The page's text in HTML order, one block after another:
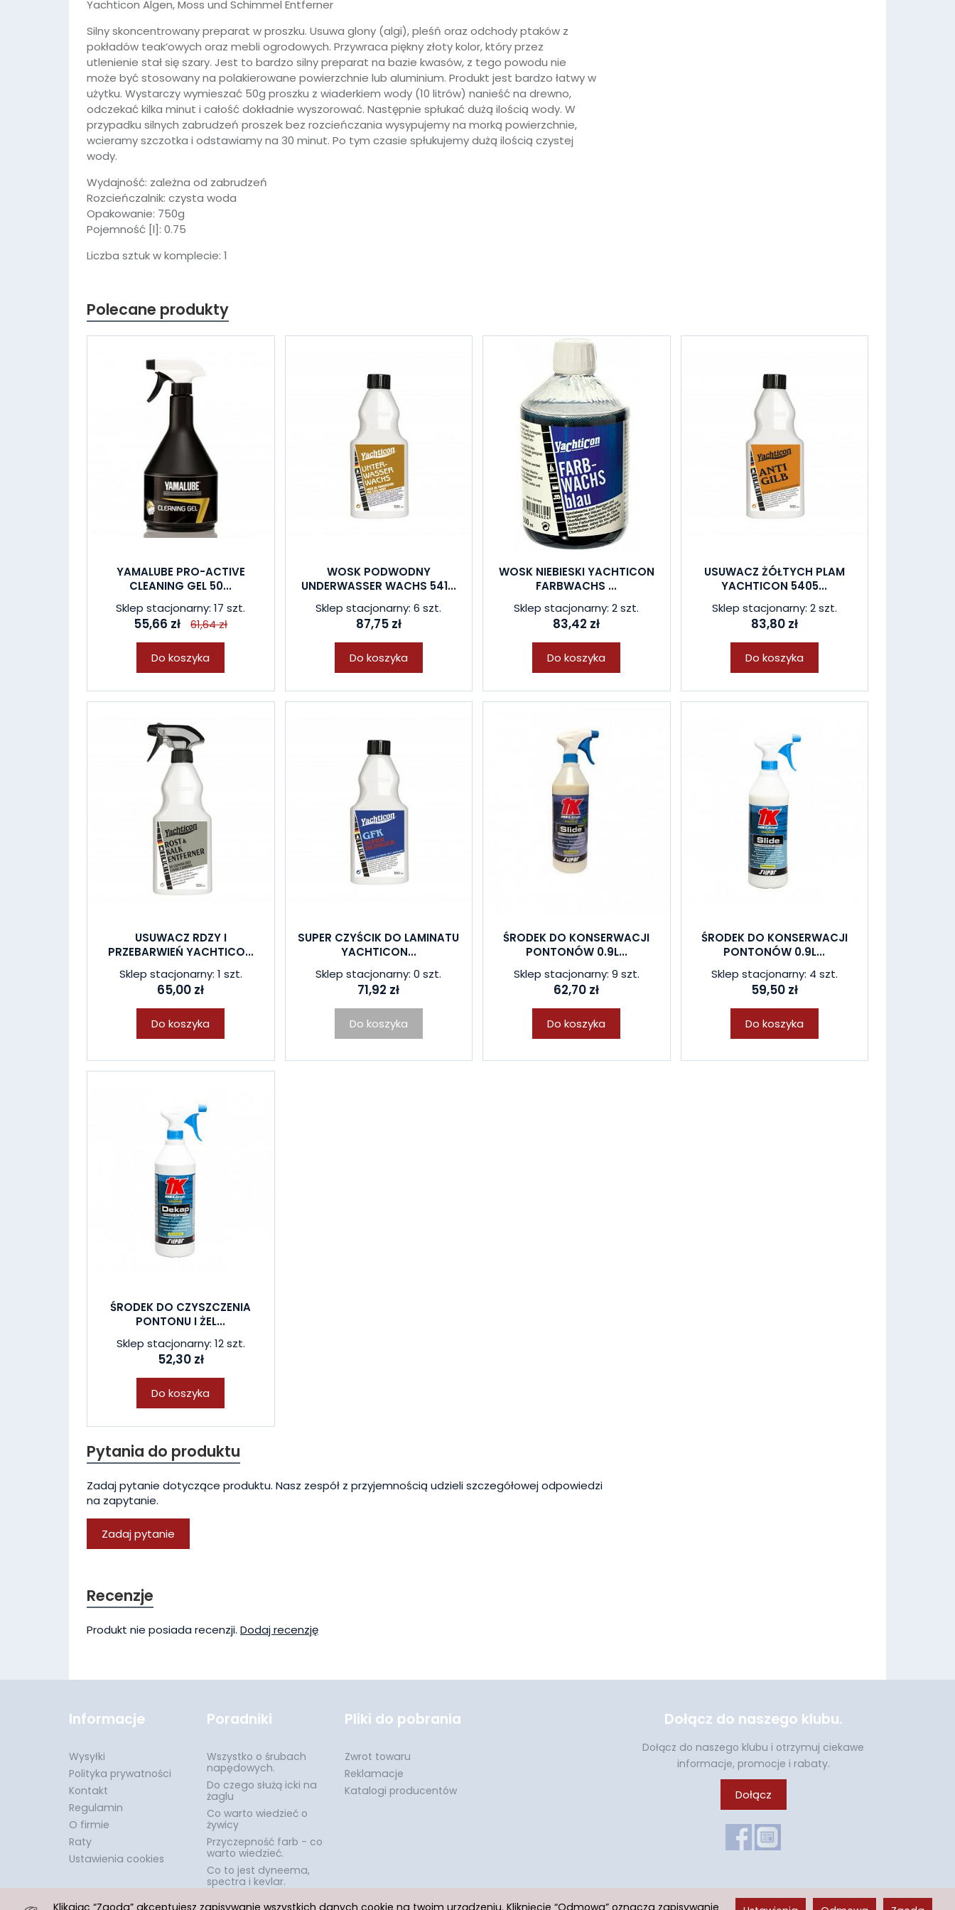
Yachticon Algen, Moss und Schimmel Entferner
Silny skoncentrowany preparat w proszku. Usuwa glony (algi), pleśń oraz odchody ptaków z
pokładów teak’owych oraz mebli ogrodowych. Przywraca piękny złoty kolor, który przez
utlenienie stał się szary. Jest to bardzo silny preparat na bazie kwasów, z tego powodu nie
może być stosowany na polakierowane powierzchnie lub aluminium. Produkt jest bardzo łatwy w
użytku. Wystarczy wymieszać 50g proszku z wiaderkiem wody (10 litrów) nanieść na drewno,
odczekać kilka minut i całość dokładnie wyszorować. Następnie spłukać dużą ilością wody. W
przypadku silnych zabrudzeń proszek bez rozcieńczania wysypujemy na morką powierzchnie,
wcieramy szczotka i odstawiamy na 30 minut. Po tym czasie spłukujemy dużą ilością czystej
wody.
Wydajność: zależna od zabrudzeń
Rozcieńczalnik: czysta woda
Opakowanie: 750g
Pojemność [l]: 0.75
Liczba sztuk w komplecie: 1
Polecane produkty
YAMALUBE PRO-ACTIVE
CLEANING GEL 50...
Sklep stacjonarny: 17 szt.
55,66 zł 61,64 zł
Do koszyka
WOSK PODWODNY
UNDERWASSER WACHS 541...
Sklep stacjonarny: 6 szt.
87,75 zł
Do koszyka
WOSK NIEBIESKI YACHTICON
FARBWACHS ...
Sklep stacjonarny: 2 szt.
83,42 zł
Do koszyka
USUWACZ ŻÓŁTYCH PLAM
YACHTICON 5405...
Sklep stacjonarny: 2 szt.
83,80 zł
Do koszyka
USUWACZ RDZY I
PRZEBARWIEŃ YACHTICO...
Sklep stacjonarny: 1 szt.
65,00 zł
Do koszyka
SUPER CZYŚCIK DO LAMINATU
YACHTICON...
Sklep stacjonarny: 0 szt.
71,92 zł
Do koszyka
ŚRODEK DO KONSERWACJI
PONTONÓW 0.9L...
Sklep stacjonarny: 9 szt.
62,70 zł
Do koszyka
ŚRODEK DO KONSERWACJI
PONTONÓW 0.9L...
Sklep stacjonarny: 4 szt.
59,50 zł
Do koszyka
ŚRODEK DO CZYSZCZENIA
PONTONU I ŻEL...
Sklep stacjonarny: 12 szt.
52,30 zł
Do koszyka
Pytania do produktu
Zadaj pytanie dotyczące produktu. Nasz zespół z przyjemnością udzieli szczegółowej odpowiedzi
na zapytanie.
Zadaj pytanie
W ostatnich 7 dniach produktem interesują się
Recenzje
Produkt nie posiada recenzji. Dodaj recenzję
Informacje
Wysyłki
Polityka prywatności
Kontakt
Regulamin
O firmie
Raty
Ustawienia cookies
Poradniki
Wszystko o śrubach
napędowych.
Do czego służą icki na
żaglu
Co warto wiedzieć o
żywicy
Przyczepność farb - co
warto wiedzieć.
Co to jest dyneema,
spectra i kevlar.
Pliki do pobrania
Zwrot towaru
Reklamacje
Katalogi producentów
Dołącz do naszego klubu.
Dołącz do naszego klubu i otrzymuj ciekawe
informacje, promocje i rabaty.
Dołącz
Klikając “Zgoda” akceptujesz zapisywanie wszystkich danych cookie na twoim urządzeniu. Kliknięcie “Odmowa” oznacza zapisywanie